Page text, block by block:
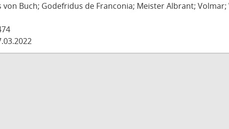
von Buch; Godefridus de Franconia; Meister Albrant;